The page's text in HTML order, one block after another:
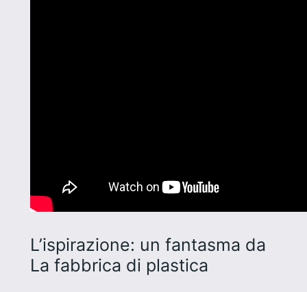
L’ispirazione: un fantasma da
La fabbrica di plastica